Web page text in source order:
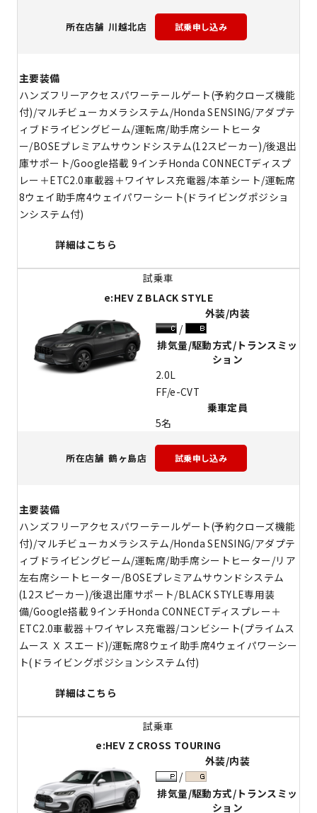
所在店舗 川越北店
主要装備
ハンズフリーアクセスパワーテールゲート(予約クローズ機能
付)/マルチビューカメラシステム/Honda SENSING/アダプテ
ィブドライビングビーム/運転席/助手席シートヒータ
ー/BOSEプレミアムサウンドシステム(12スピーカー)/後退出
庫サポート/Google搭載 9インチHonda CONNECTディスプ
レー＋ETC2.0車載器＋ワイヤレス充電器/本革シート/運転席
8ウェイ助手席4ウェイパワーシート(ドライビングポジショ
ンシステム付)
詳細はこちら
外装/内装
e:HEV Z BLACK STYLE
排気量/駆動方式/トランスミッ
ション
2.0L
FF/e-CVT
乗車定員
5名
所在店舗 鶴ヶ島店
主要装備
ハンズフリーアクセスパワーテールゲート(予約クローズ機能
付)/マルチビューカメラシステム/Honda SENSING/アダプテ
ィブドライビングビーム/運転席/助手席シートヒーター/リア
左右席シートヒーター/BOSEプレミアムサウンドシステム
(12スピーカー)/後退出庫サポート/BLACK STYLE専用装
備/Google搭載 9インチHonda CONNECTディスプレー＋
ETC2.0車載器＋ワイヤレス充電器/コンビシート(プライムス
ムース Ｘ スエード)/運転席8ウェイ助手席4ウェイパワーシー
ト(ドライビングポジションシステム付)
詳細はこちら
外装/内装
e:HEV Z CROSS TOURING
排気量/駆動方式/トランスミッ
ション